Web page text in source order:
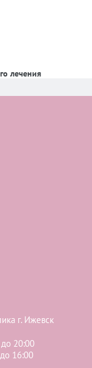
лечения
г. Ижевск
20:00
16:00